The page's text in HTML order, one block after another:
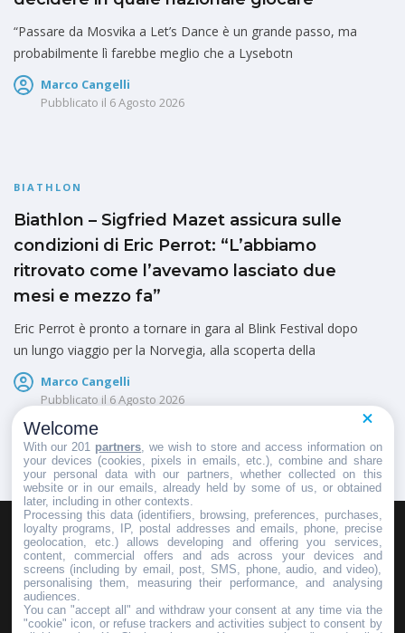
“Passare da Mosvika a Let’s Dance è un grande passo, ma
probabilmente lì farebbe meglio che a Lysebotn
Marco Cangelli
Pubblicato il 6 Agosto 2026
BIATHLON
Biathlon – Sigfried Mazet assicura sulle
condizioni di Eric Perrot: “L’abbiamo
ritrovato come l’avevamo lasciato due
mesi e mezzo fa”
Eric Perrot è pronto a tornare in gara al Blink Festival dopo
un lungo viaggio per la Norvegia, alla scoperta della
Marco Cangelli
Pubblicato il 6 Agosto 2026
HOMEPAGEREDAZIONEINVIA UN COMUNICATO STAMPA
PUBBLICITÀSCRIVI AL DIRETTORE
Welcome
With our 201 partners , we wish to store and access information on
your devices (cookies, pixels in emails, etc.), combine and share
your personal data with our partners, whether collected on this
website or in our emails, already held by some of us, or obtained
later, including in other contexts.
Processing this data (identifiers, browsing, preferences, purchases,
loyalty programs, IP, postal addresses and emails, phone, precise
geolocation, etc.) allows developing and offering you services,
content, commercial offers and ads across your devices and
screens (including by email, post, SMS, phone, audio, and video),
personalising them, measuring their performance, and analysing
audiences.
You can "accept all" and withdraw your consent at any time via the
"cookie" icon, or refuse trackers and activities subject to consent by